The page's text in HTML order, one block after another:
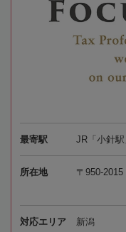
最寄駅 JR「小針
所在地 〒950-
対応エリア 新潟